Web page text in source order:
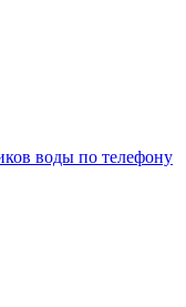
воды по телефону